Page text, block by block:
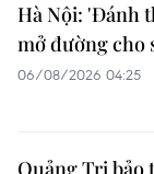
Hà Nội: 'Đánh
mở đường cho
06/08/2026 04:25
Quảng Trị bảo